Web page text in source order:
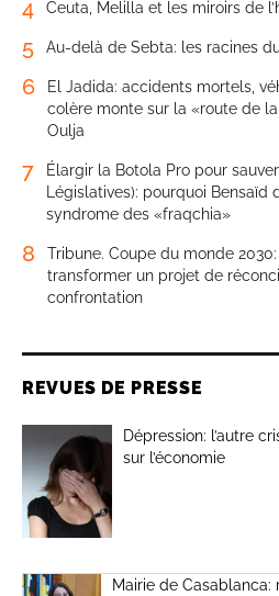
4 Ceuta, Melilla et les miroirs de
5 Au-delà de Sebta: les racines du
6
El Jadida: accidents mortels,
colère monte sur la «route de
Oulja
7
Élargir la Botola Pro pour
Législatives): pourquoi
syndrome des «fraqchia»
8
Tribune. Coupe du monde
transformer un projet de
confrontation
REVUES DE PRESSE
Dépression: l’autre
sur l’économie
Mairie de